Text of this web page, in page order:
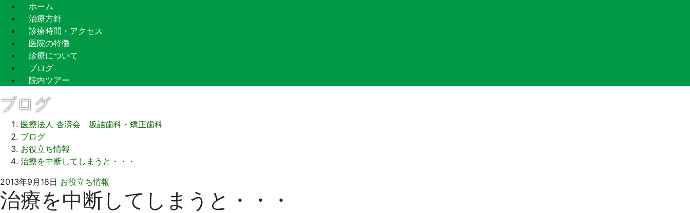
ホーム
治療方針
診療時間・アクセス
医院の特徴
診療について
ブログ
院内ツアー
ブログ
医療法人 杏済会 坂詰歯科・矯正歯科
ブログ
お役立ち情報
治療を中断してしまうと・・・
2013年9月18日 お役立ち情報
年
9
詰
歯
治療を中断してしまうと・・・